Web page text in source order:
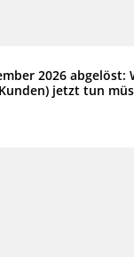
2026 abgelöst:
jetzt tun